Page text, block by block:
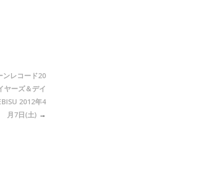
ンレコード20
ヤーズ＆デイ
2012年4
月7日(土)